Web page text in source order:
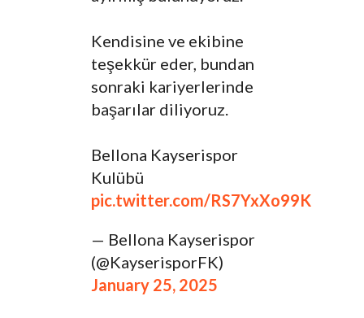
Kendisine ve ekibine
teşekkür eder, bundan
sonraki kariyerlerinde
başarılar diliyoruz.
Bellona Kayserispor
Kulübü
pic.twitter.com/RS7YxXo99K
— Bellona Kayserispor
(@KayserisporFK)
January 25, 2025